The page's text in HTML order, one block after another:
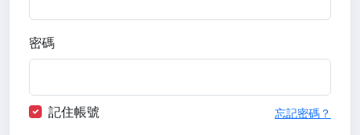
密碼
記住帳號 忘記密碼？